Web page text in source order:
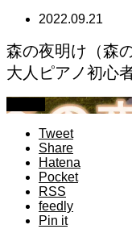
2022.09.21
森の夜明け（森
大人ピアノ初心
Tweet
Share
Hatena
Pocket
RSS
feedly
Pin it